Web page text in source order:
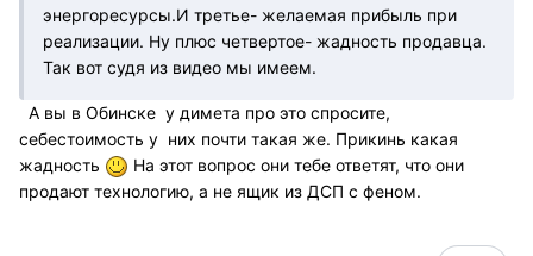
энергоресурсы.И третье- желаемая прибыль при
реализации. Ну плюс четвертое- жадность продавца.
Так вот судя из видео мы имеем.
А вы в Обинске у димета про это спросите,
себестоимость у них почти такая же. Прикинь какая
жадность
На этот вопрос они тебе ответят, что они
продают технологию, а не ящик из ДСП с феном.